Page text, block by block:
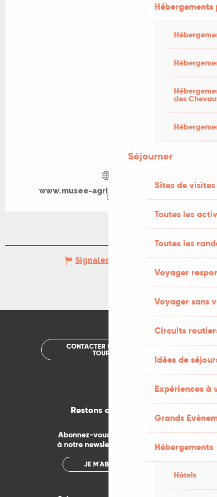
des
Séjourner
Sites de visites
Toutes les
Toutes les
Voyager
Voyager sans
Circuits
Idées de
Expériences à
Grands
Hébergements
Hôtels
www.musee-agricole-salviac.com
Signaler une erreur
CONTACTER UN OFFICE DE
TOURISME
Restons connectés
Abonnez-vous gratuitement
à notre newsletter mensuelle
JE M'ABONNE